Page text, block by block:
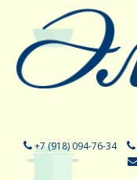
+7 (918) 094-76-34